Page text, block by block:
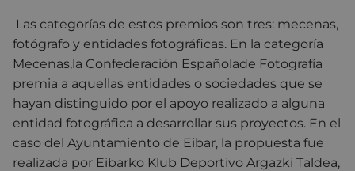
Las categorías de estos premios son tres: mecenas,
fotógrafo y entidades fotográficas. En la categoría
Mecenas,la Confederación Españolade Fotografía
premia a aquellas entidades o sociedades que se
hayan distinguido por el apoyo realizado a alguna
entidad fotográfica a desarrollar sus proyectos. En el
caso del Ayuntamiento de Eibar, la propuesta fue
realizada por Eibarko Klub Deportivo Argazki Taldea,